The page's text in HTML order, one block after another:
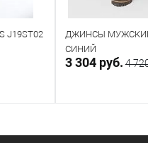
J19ST02
ДЖИНСЫ МУЖСКИЕ
СИНИЙ
3 304 руб. 4
В